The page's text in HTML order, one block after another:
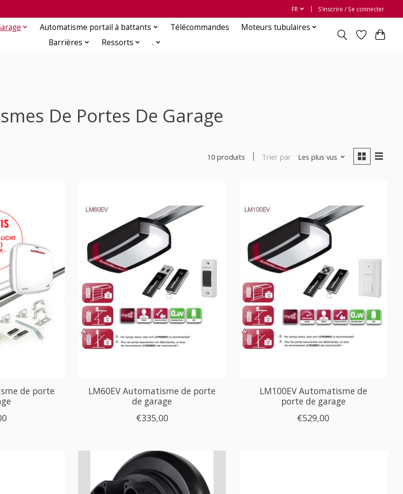
FR S’inscrire / Se connecter
Automatisme portail à battants Télécommandes
Moteurs tubulaires
Barrières
Ressorts .
De Portes De Garage
10 produits Trier par Les plus vus
de porte
LM60EV Automatisme de porte
de garage
€335,00
LM100EV Automatisme de
porte de garage
€529,00